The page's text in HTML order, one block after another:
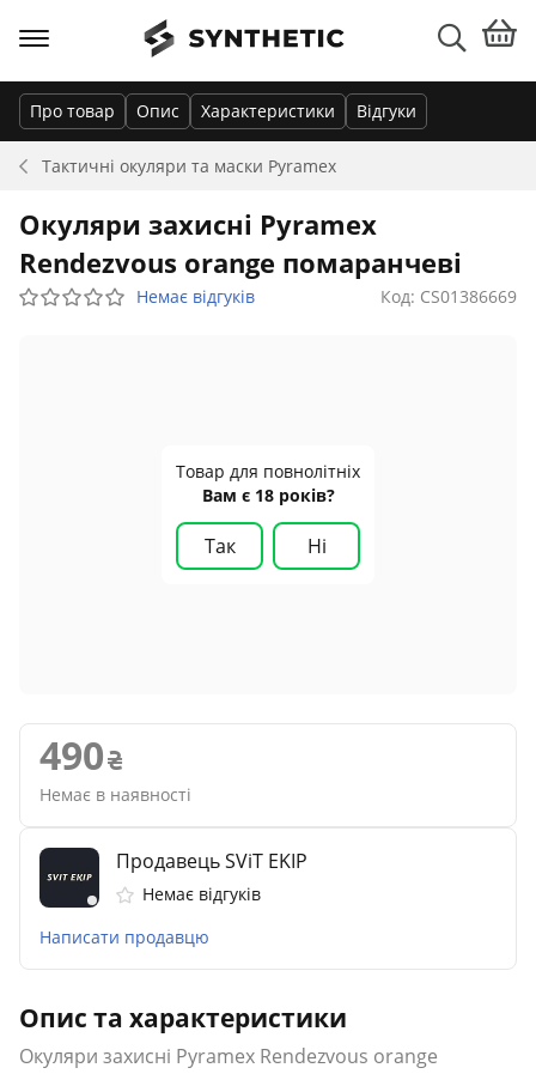
Тактичні окуляри та маски Pyramex
Про товар Опис Характеристики Відгуки
Окуляри захисні Pyramex
Rendezvous orange помаранчеві
Немає відгуків Код: CS01386669
Товар для повнолітніх
Вам є 18 років?
Так Ні
490
Немає в наявності
Продавець SViT EKIP
Немає відгуків
Написати продавцю
Опис та характеристики
Окуляри захисні Pyramex Rendezvous orange